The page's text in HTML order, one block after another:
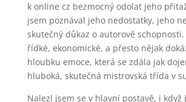
k online cz bezmocný odolat jeho
jsem poznával jeho nedostatky, jeho
skutečný důkaz o autorově
řídké, ekonomické, a přesto nějak
hloubku emoce, která se zdála jak
hluboká, skutečná mistrovská třída v
Nalezl jsem se v hlavní postavě, i když